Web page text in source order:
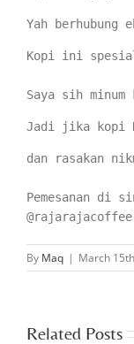
Yah
Kopi ini
Saya sih
Jadi jika kopi
dan rasakan
Pemesanan di
@rajarajacoffee
By Maq | March
Related Posts